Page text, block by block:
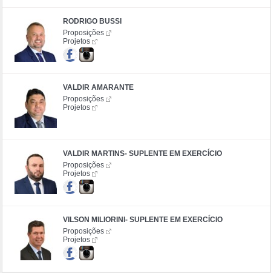
RODRIGO BUSSI
Proposições
Projetos
VALDIR AMARANTE
Proposições
Projetos
VALDIR MARTINS- SUPLENTE EM EXERCÍCIO
Proposições
Projetos
VILSON MILIORINI- SUPLENTE EM EXERCÍCIO
Proposições
Projetos